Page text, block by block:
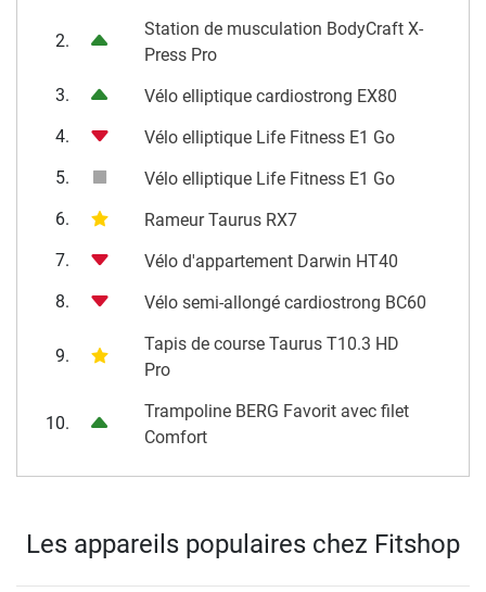
2.
Station de musculation BodyCraft X-
Press Pro
3.
Vélo elliptique cardiostrong EX80
4.
Vélo elliptique Life Fitness E1 Go
5.
Vélo elliptique Life Fitness E1 Go
6.
Rameur Taurus RX7
7.
Vélo d'appartement Darwin HT40
8.
Vélo semi-allongé cardiostrong BC60
9.
Tapis de course Taurus T10.3 HD
Pro
10.
Trampoline BERG Favorit avec filet
Comfort
Les appareils populaires chez Fitshop